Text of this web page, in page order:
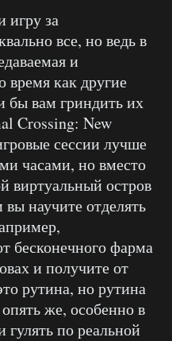
игру за
все, но ведь в
и
время как другие
бы вам гриндить их
Crossing: New
сессии лучше
часами, но вместо
виртуальный остров
научите отделять
бесконечного фарма
и получите от
рутина, но рутина
же, особенно в
по реальной